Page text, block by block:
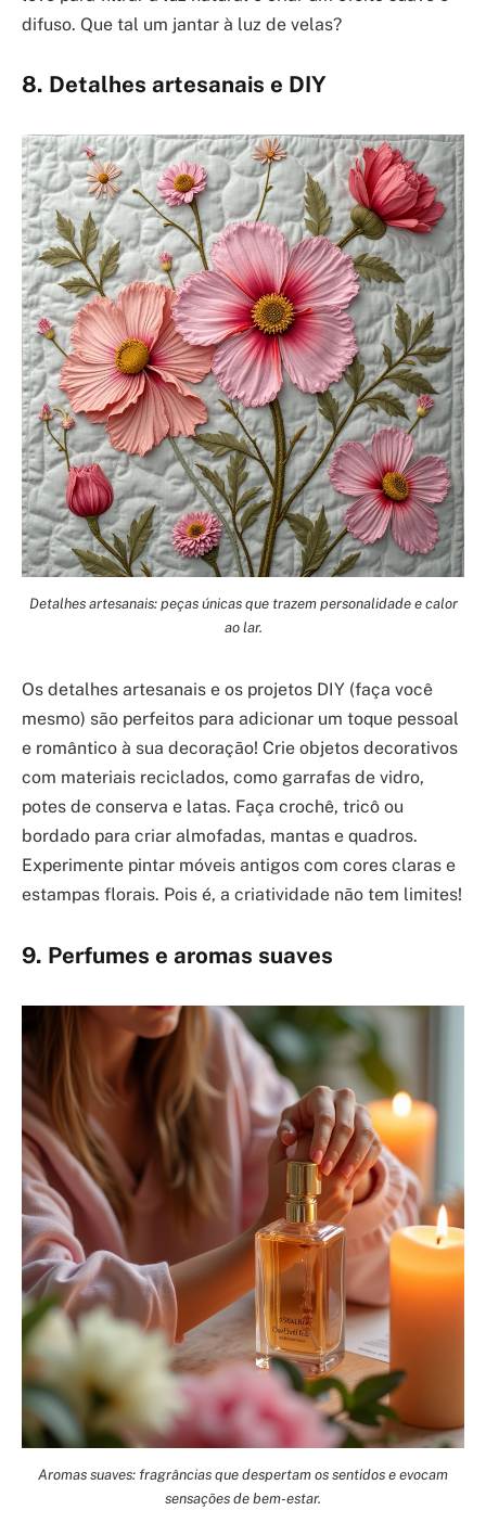
difuso. Que tal um jantar à luz de velas?
8. Detalhes artesanais e DIY
Detalhes artesanais: peças únicas que trazem personalidade e calor
ao lar.
Os detalhes artesanais e os projetos DIY (faça você
mesmo) são perfeitos para adicionar um toque pessoal
e romântico à sua decoração! Crie objetos decorativos
com materiais reciclados, como garrafas de vidro,
potes de conserva e latas. Faça crochê, tricô ou
bordado para criar almofadas, mantas e quadros.
Experimente pintar móveis antigos com cores claras e
estampas florais. Pois é, a criatividade não tem limites!
9. Perfumes e aromas suaves
Aromas suaves: fragrâncias que despertam os sentidos e evocam
sensações de bem-estar.